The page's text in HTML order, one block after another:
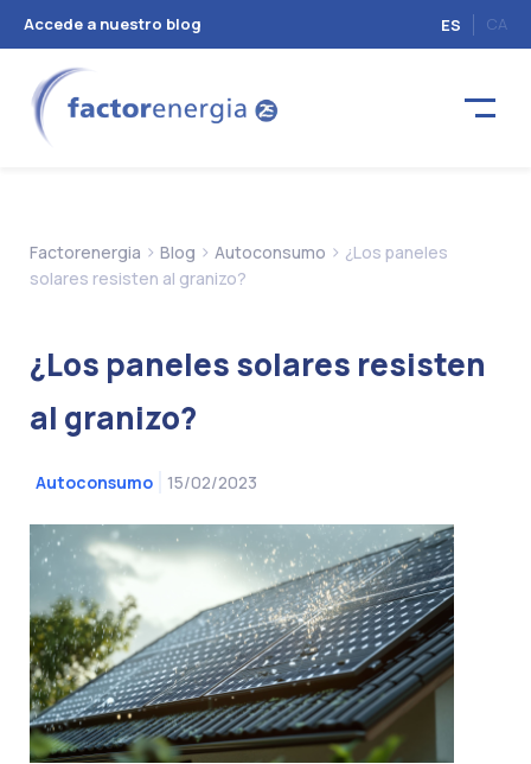
Accede a nuestro blog ES CA
Factorenergia > Blog > Autoconsumo > ¿Los paneles
solares resisten al granizo?
¿Los paneles solares resisten
al granizo?
Autoconsumo 15/02/2023